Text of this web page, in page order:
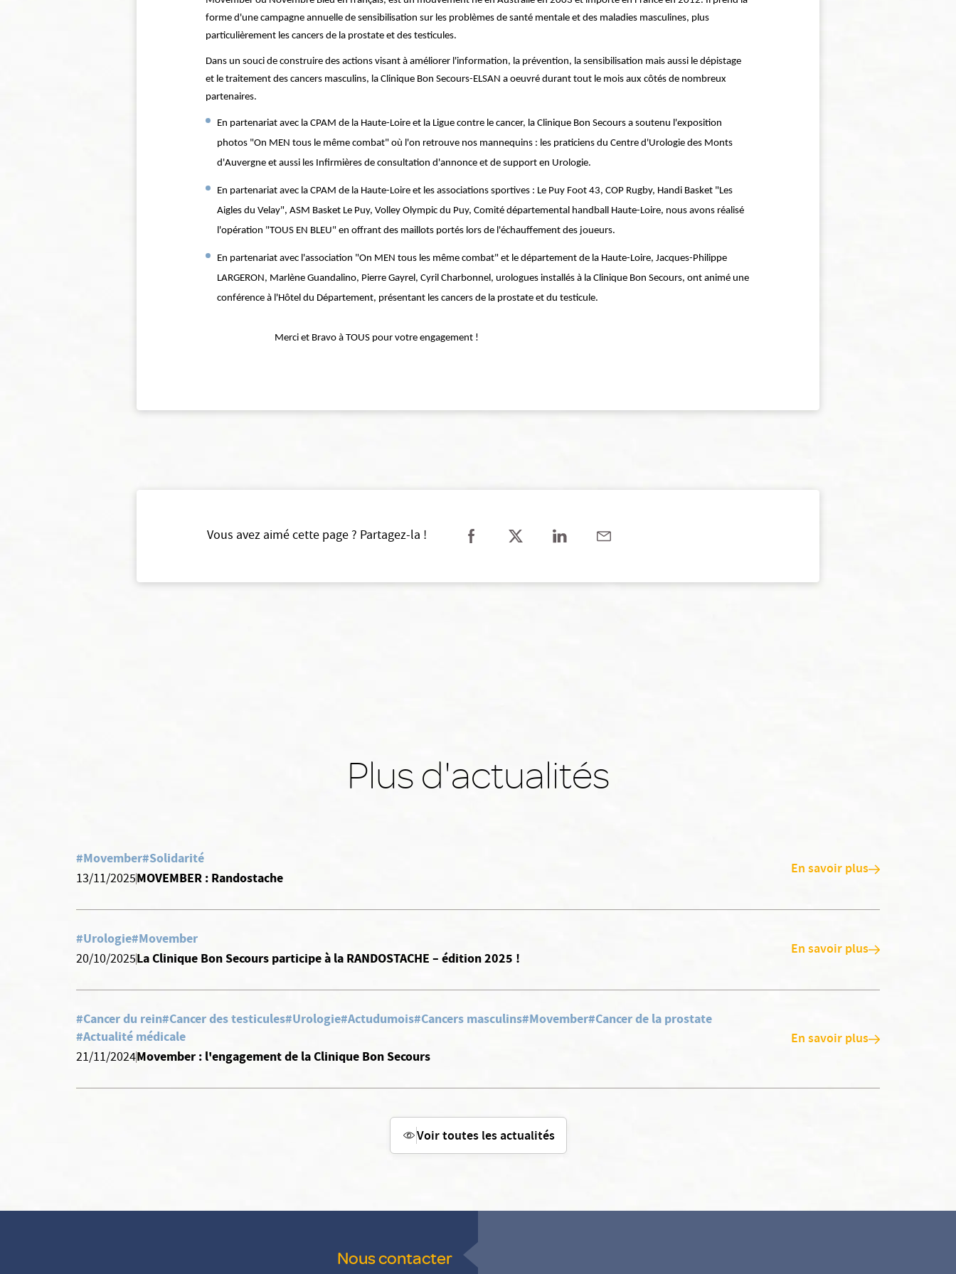
fonctionnement, à en mesurer la fréquentation et, avec votre
forme d'une campagne annuelle de sensibilisation sur les problèmes de santé mentale et des maladies masculines, plus
particulièrement les cancers de la prostate et des testicules.
Dans un souci de construire des actions visant à améliorer l'information, la prévention, la sensibilisation mais aussi le dépistage
et le traitement des cancers masculins, la Clinique Bon Secours-ELSAN a oeuvré durant tout le mois aux côtés de nombreux
partenaires.
En partenariat avec la CPAM de la Haute-Loire et la Ligue contre le cancer, la Clinique Bon Secours a soutenu l'exposition
photos "On MEN tous le même combat" où l'on retrouve nos mannequins : les praticiens du Centre d'Urologie des Monts
d'Auvergne et aussi les Infirmières de consultation d'annonce et de support en Urologie.
En partenariat avec la CPAM de la Haute-Loire et les associations sportives : Le Puy Foot 43, COP Rugby, Handi Basket "Les
Aigles du Velay", ASM Basket Le Puy, Volley Olympic du Puy, Comité départemental handball Haute-Loire, nous avons réalisé
l'opération "TOUS EN BLEU" en offrant des maillots portés lors de l'échauffement des joueurs.
En partenariat avec l'association "On MEN tous les même combat" et le département de la Haute-Loire, Jacques-Philippe
LARGERON, Marlène Guandalino, Pierre Gayrel, Cyril Charbonnel, urologues installés à la Clinique Bon Secours, ont animé une
conférence à l'Hôtel du Département, présentant les cancers de la prostate et du testicule.
Merci et Bravo à TOUS pour votre engagement !
Vous avez aimé cette page ? Partagez-la !
Plus d'actualités
#Movember#Solidarité
13/11/2025MOVEMBER : Randostache En savoir plus
#Urologie#Movember
20/10/2025La Clinique Bon Secours participe à la RANDOSTACHE – édition 2025 ! En savoir plus
#Cancer du rein#Cancer des testicules#Urologie#Actudumois#Cancers masculins#Movember#Cancer de la prostate
#Actualité médicale
21/11/2024Movember : l'engagement de la Clinique Bon Secours
En savoir plus
Voir toutes les actualités
Nous contacter